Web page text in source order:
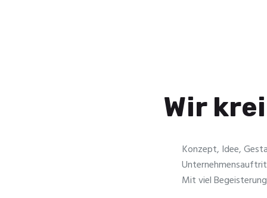
Wir
Konzept, Idee,
Mit viel